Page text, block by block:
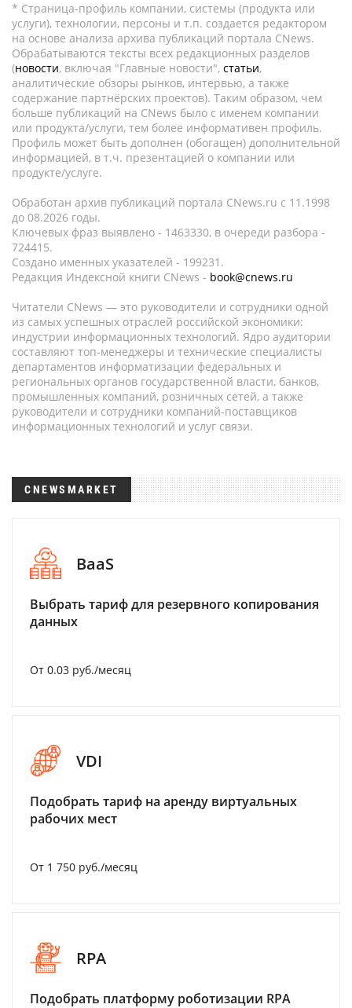
* Страница-профиль компании, системы (продукта или
услуги), технологии, персоны и т.п. создается редактором
на основе анализа архива публикаций портала CNews.
Обрабатываются тексты всех редакционных разделов
(новости, включая "Главные новости", статьи,
аналитические обзоры рынков, интервью, а также
содержание партнёрских проектов). Таким образом, чем
больше публикаций на CNews было с именем компании
или продукта/услуги, тем более информативен профиль.
Профиль может быть дополнен (обогащен) дополнительной
информацией, в т.ч. презентацией о компании или
продукте/услуге.
Обработан архив публикаций портала CNews.ru c 11.1998
до 08.2026 годы.
Ключевых фраз выявлено - 1463330, в очереди разбора -
724415.
Создано именных указателей - 199231.
Редакция Индексной книги CNews - book@cnews.ru
Читатели CNews — это руководители и сотрудники одной
из самых успешных отраслей российской экономики:
индустрии информационных технологий. Ядро аудитории
составляют топ-менеджеры и технические специалисты
департаментов информатизации федеральных и
региональных органов государственной власти, банков,
промышленных компаний, розничных сетей, а также
руководители и сотрудники компаний-поставщиков
информационных технологий и услуг связи.
CNEWSMARKET
BaaS
Выбрать тариф для резервного копирования
данных
От 0.03 руб./месяц
VDI
Подобрать тариф на аренду виртуальных
рабочих мест
От 1 750 руб./месяц
RPA
Подобрать платформу роботизации RPA